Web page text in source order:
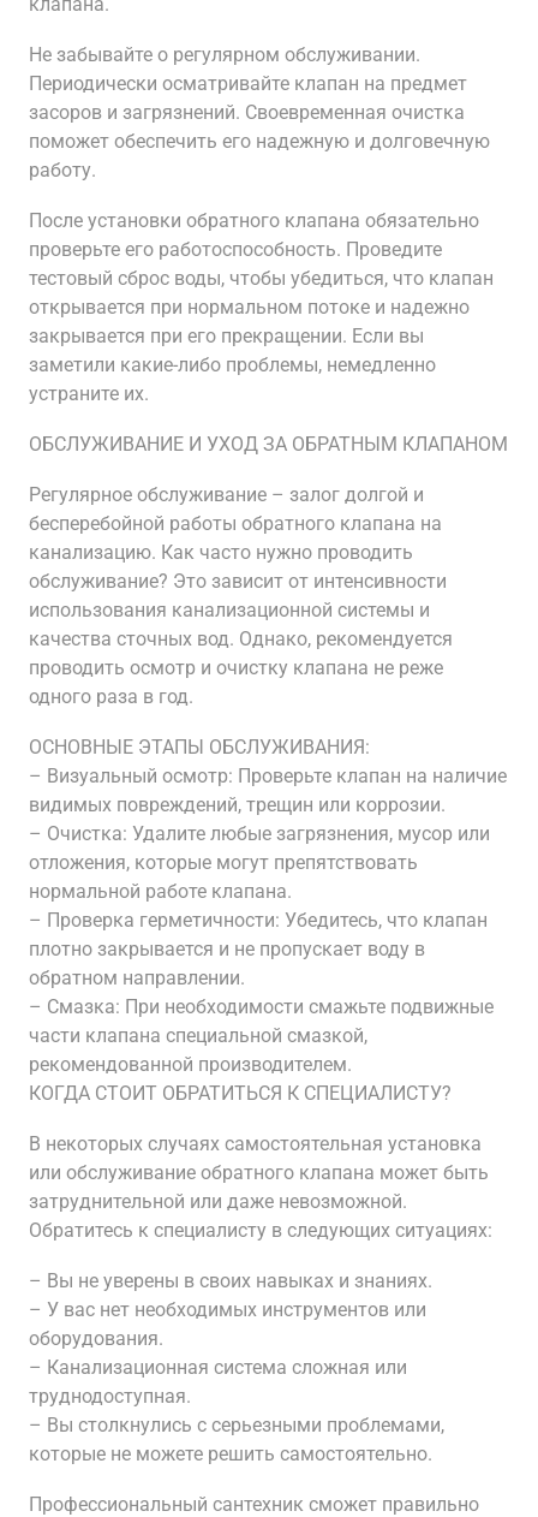
Не забывайте о регулярном обслуживании.
Периодически осматривайте клапан на предмет
засоров и загрязнений. Своевременная очистка
поможет обеспечить его надежную и долговечную
работу.
После установки обратного клапана обязательно
проверьте его работоспособность. Проведите
тестовый сброс воды, чтобы убедиться, что клапан
открывается при нормальном потоке и надежно
закрывается при его прекращении. Если вы
заметили какие-либо проблемы, немедленно
устраните их.
ОБСЛУЖИВАНИЕ И УХОД ЗА ОБРАТНЫМ КЛАПАНОМ
Регулярное обслуживание – залог долгой и
бесперебойной работы обратного клапана на
канализацию. Как часто нужно проводить
обслуживание? Это зависит от интенсивности
использования канализационной системы и
качества сточных вод. Однако, рекомендуется
проводить осмотр и очистку клапана не реже
одного раза в год.
ОСНОВНЫЕ ЭТАПЫ ОБСЛУЖИВАНИЯ:
– Визуальный осмотр: Проверьте клапан на наличие
видимых повреждений, трещин или коррозии.
– Очистка: Удалите любые загрязнения, мусор или
отложения, которые могут препятствовать
нормальной работе клапана.
– Проверка герметичности: Убедитесь, что клапан
плотно закрывается и не пропускает воду в
обратном направлении.
– Смазка: При необходимости смажьте подвижные
части клапана специальной смазкой,
рекомендованной производителем.
КОГДА СТОИТ ОБРАТИТЬСЯ К СПЕЦИАЛИСТУ?
В некоторых случаях самостоятельная установка
или обслуживание обратного клапана может быть
затруднительной или даже невозможной.
Обратитесь к специалисту в следующих ситуациях:
– Вы не уверены в своих навыках и знаниях.
– У вас нет необходимых инструментов или
оборудования.
– Канализационная система сложная или
труднодоступная.
– Вы столкнулись с серьезными проблемами,
которые не можете решить самостоятельно.
Профессиональный сантехник сможет правильно